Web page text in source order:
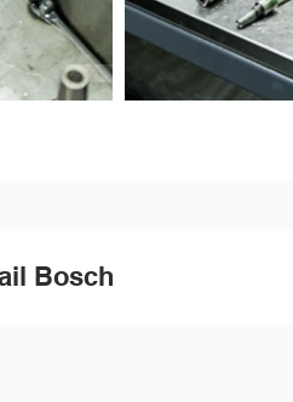
Bosch